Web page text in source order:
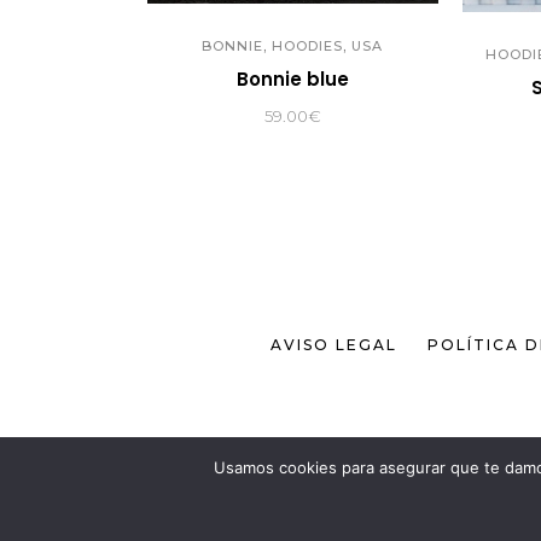
BONNIE, HOODIES, USA
Bonnie blue
59.00€
AVISO LEGAL POLÍTICA
Usamos cookies para asegurar que te